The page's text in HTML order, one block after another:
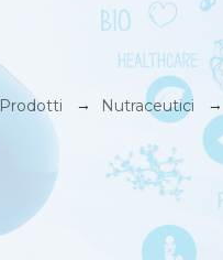
Prodotti → Nutraceutici →